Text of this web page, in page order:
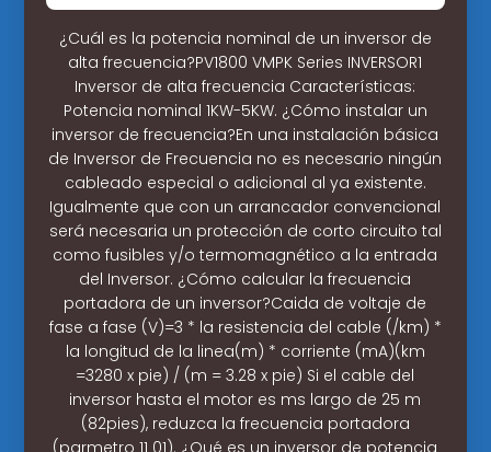
¿Cuál es la potencia nominal de un inversor de
alta frecuencia?PV1800 VMPK Series INVERSOR1
Inversor de alta frecuencia Características:
Potencia nominal 1KW-5KW. ¿Cómo instalar un
inversor de frecuencia?En una instalación básica
de Inversor de Frecuencia no es necesario ningún
cableado especial o adicional al ya existente.
Igualmente que con un arrancador convencional
será necesaria un protección de corto circuito tal
como fusibles y/o termomagnético a la entrada
del Inversor. ¿Cómo calcular la frecuencia
portadora de un inversor?Caida de voltaje de
fase a fase (V)=3 * la resistencia del cable (/km) *
la longitud de la linea(m) * corriente (mA)(km
=3280 x pie) / (m = 3.28 x pie) Si el cable del
inversor hasta el motor es ms largo de 25 m
(82pies), reduzca la frecuencia portadora
(parmetro 11 01). ¿Qué es un inversor de potencia